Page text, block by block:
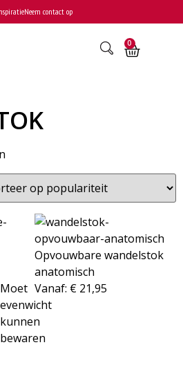
Neem contact op
0
Moet
evenwicht
kunnen
bewaren
Opvouwbare wandelstok
anatomisch
Vanaf: €21,95